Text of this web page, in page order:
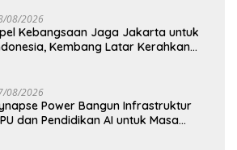
08/2026
Kebangsaan Jaga Jakarta untuk
Kembang Latar Kerahkan
08/2026
Power Bangun Infrastruktur
dan Pendidikan AI untuk Masa